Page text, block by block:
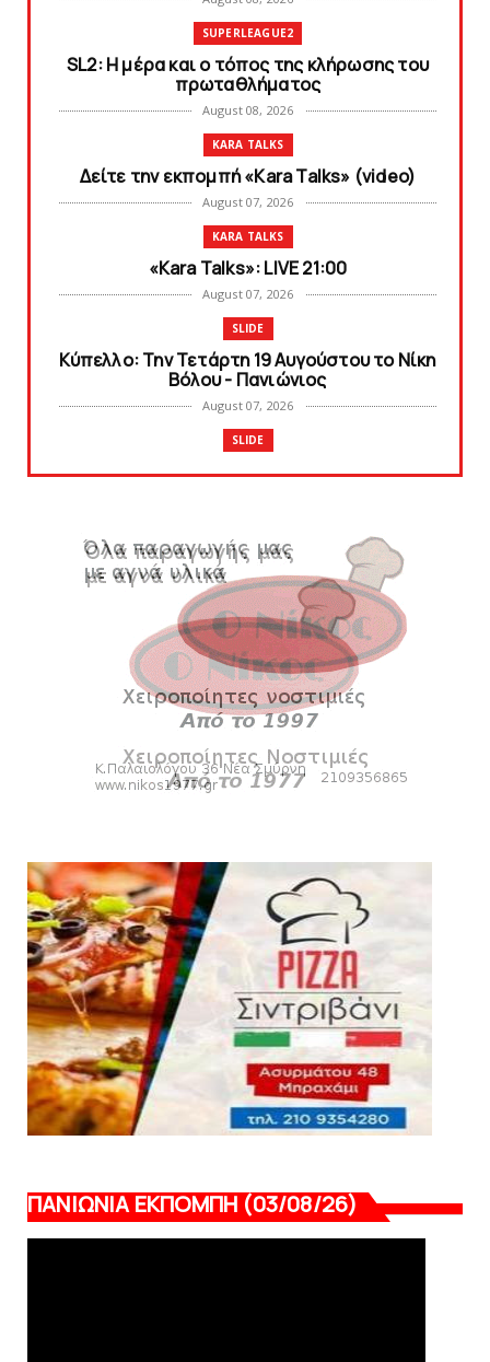
SUPERLEAGUE2
SL2: Η μέρα και ο τόπος της κλήρωσης του
πρωταθλήματος
August 08, 2026
KARA TALKS
Δείτε την εκπομπή «Kara Talks» (video)
August 07, 2026
KARA TALKS
«Kara Talks»: LIVE 21:00
August 07, 2026
SLIDE
Κύπελλο: Την Τετάρτη 19 Αυγούστου το Νίκη
Βόλου - Πανιώνιος
August 07, 2026
SLIDE
Πανιώνιος: O άξονας που «γεμίζει»
KARA TALKS
«Kara Talks» LIVE: Παρασκευή στις 21:00
August 06, 2026
SLIDE
Bόλεϊ Γυναικών: Εξαντλήθηκαν τα διαρκείας
για τη Θύρα 2
August 06, 2026
SUPERLEAGUE2
Στην AEΛ ο Παπαγεωργίου
Πανιώνιoς: Tο πρόγραμμα στο
φιλανθρωπικό τουρνουά του Bόλου
August 06, 2026
ΠΑΝΙΩΝΙΑ ΕΚΠΟΜΠΗ (03/08/26)